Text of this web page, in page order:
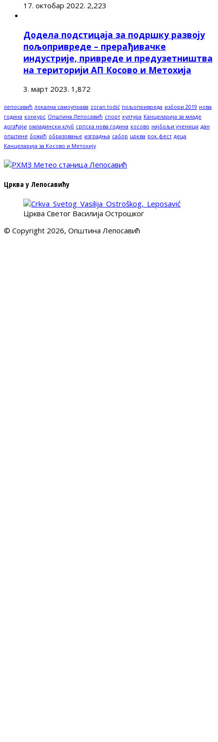
17. октобар 2022. 2,223
Додела подстицаја за подршку развоју
пољопривреде – прерађивачке
индустрије, привреде и предузетништва
на територији АП Косово и Метохија
3. март 2023. 1,872
лепосавић локална самоуправа zoran todić пољопривреда избори 2019 нова
година конкурс Општина Лепосавић спорт култура Канцеларија за младе
догађаји омладински клуб српска нова година косово најбољи ученици дан
општине божић образовање изградња сабор црква рок фест деца
Канцеларија за Косово и Метохију
Црква у Лепосавићу
Црква Светог Василија Острошког
© Copyright 2026, Општина Лепосавић